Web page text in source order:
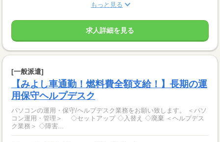
もっと見る
求人詳細を見る
[一般派遣]
【みよし車通勤！燃料費全額支給！】長期の運
用保守ヘルプデスク
パソコンの運用・保守/ヘルプデスク業務をお願い致します。 ＜パソ
コン運用・管理＞ ◇セットアップ ◇入替え ◇廃棄 ＜ヘルプデス
ク業務＞ ◇障害...